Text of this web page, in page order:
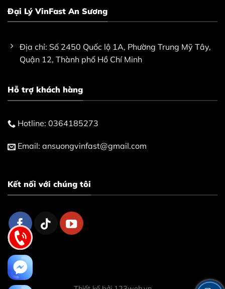
Đại Lý VinFast An Sương
Địa chỉ: Số 2450 Quốc lộ 1A, Phường Trung Mỹ Tây,
Quận 12, Thành phố Hồ Chí Minh
Hỗ trợ khách hàng
Hotline: 0364185273
Email: ansuongvinfast@gmail.com
Kết nối với chúng tôi